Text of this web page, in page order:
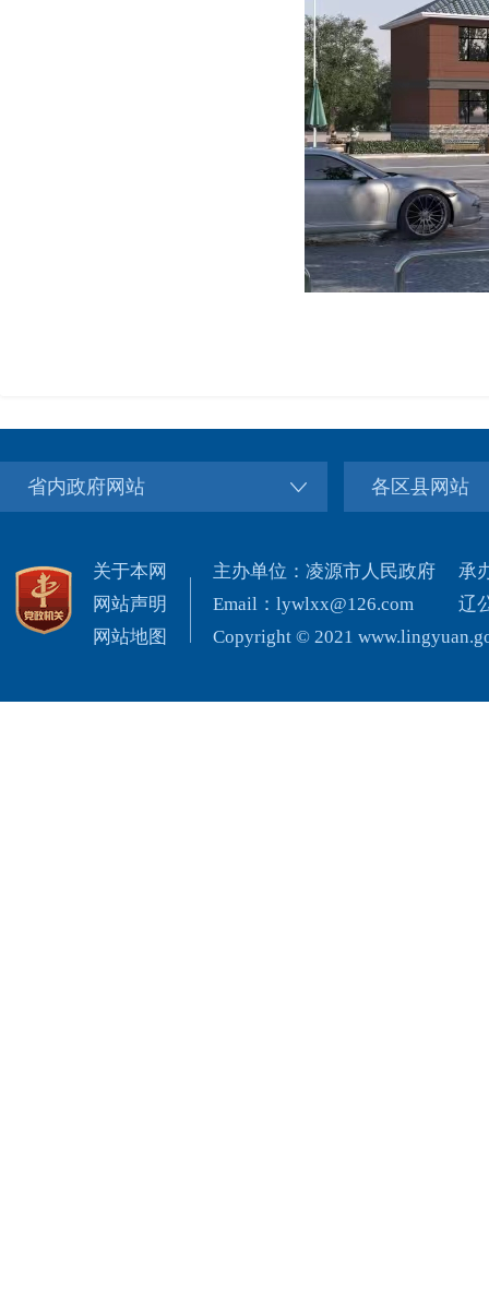
省内政府网站 各区县网站
关于本网
网站声明
网站地图
主办单位：凌源市人民政府
Email：lywlxx@126.com
Copyright © 2021
承
辽